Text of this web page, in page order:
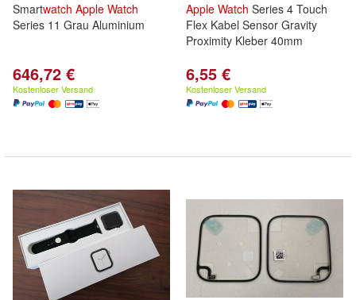
Smartwatch Apple Watch
Series 11 Grau Aluminium
646,72 €
Kostenloser Versand
Apple Watch Series 4 Touch
Flex Kabel Sensor Gravity
Proximity Kleber 40mm
6,55 €
Kostenloser Versand